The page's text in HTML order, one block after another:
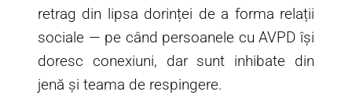
retrag din lipsa dorinței de a forma relații
sociale — pe când persoanele cu AVPD își
doresc conexiuni, dar sunt inhibate din
jenă și teama de respingere.